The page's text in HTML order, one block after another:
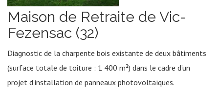
Maison de Retraite de Vic-
Fezensac (32)
Diagnostic de la charpente bois existante de deux bâtiments
(surface totale de toiture : 1 400 m²) dans le cadre d’un
projet d’installation de panneaux photovoltaïques.